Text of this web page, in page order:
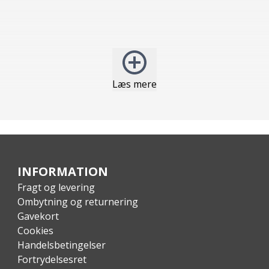
Læs mere
INFORMATION
Fragt og levering
Ombytning og returnering
Gavekort
Cookies
Handelsbetingelser
Fortrydelsesret